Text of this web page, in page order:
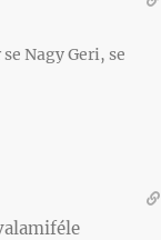
Nagy Geri, se